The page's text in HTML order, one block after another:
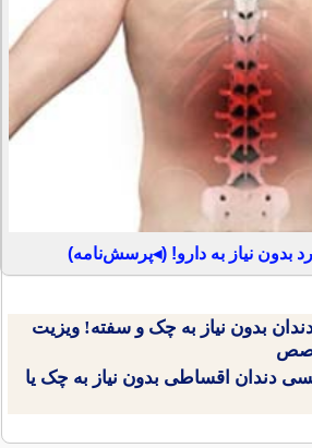
بدون نیاز به دارو! (◂پرسش‌نامه)
بدون نیاز به چک و سفته! ویزیت
دندان اقساطی بدون نیاز به چک یا